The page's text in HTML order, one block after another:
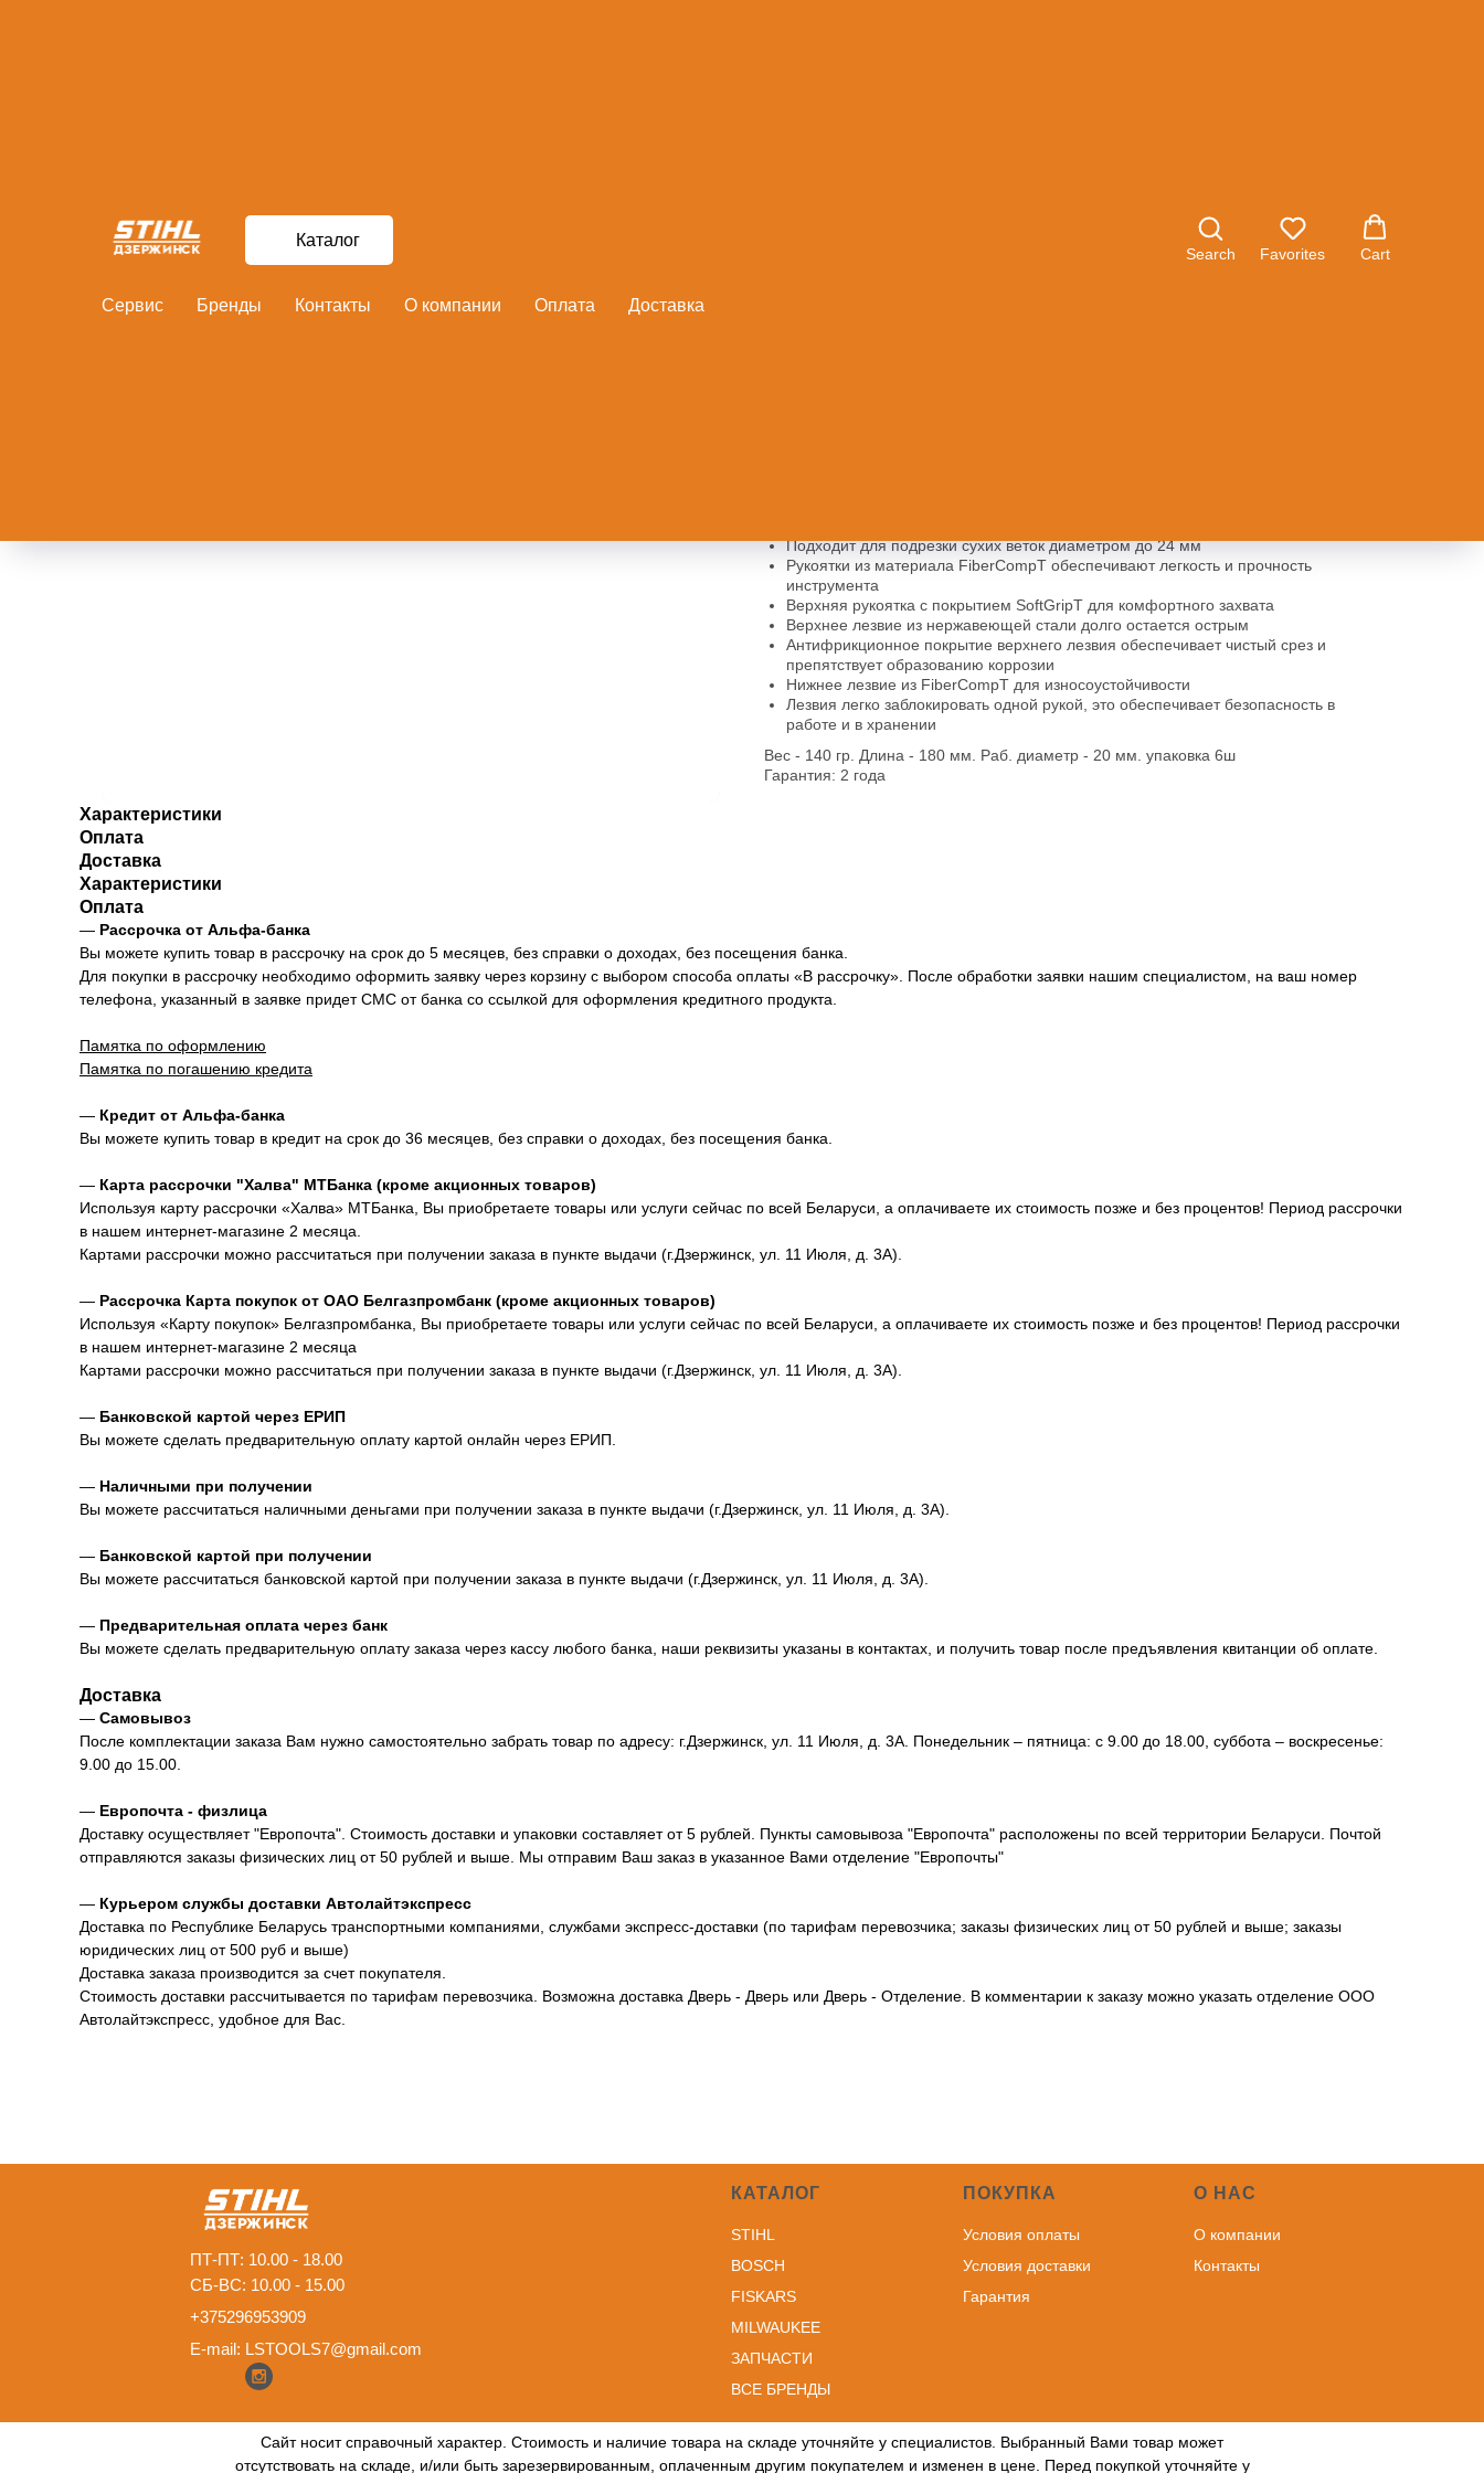
Каталог
Search Favorites Cart
Сервис Бренды Контакты О компании Оплата Доставка
Подходит для подрезки сухих веток диаметром до 24 мм
Рукоятки из материала FiberCompT обеспечивают легкость и прочность
инструмента
Верхняя рукоятка с покрытием SoftGripT для комфортного захвата
Верхнее лезвие из нержавеющей стали долго остается острым
Антифрикционное покрытие верхнего лезвия обеспечивает чистый срез и
препятствует образованию коррозии
Нижнее лезвие из FiberCompT для износоустойчивости
Лезвия легко заблокировать одной рукой, это обеспечивает безопасность в
работе и в хранении
Вес - 140 гр. Длина - 180 мм. Раб. диаметр - 20 мм. упаковка 6ш
Гарантия: 2 года
Характеристики
Оплата
Доставка
Характеристики
Оплата
— Рассрочка от Альфа-банка
Вы можете купить товар в рассрочку на срок до 5 месяцев, без справки о доходах, без посещения банка.
Для покупки в рассрочку необходимо оформить заявку через корзину с выбором способа оплаты «В рассрочку». После обработки заявки нашим специалистом, на ваш номер
телефона, указанный в заявке придет СМС от банка со ссылкой для оформления кредитного продукта.
Памятка по оформлению
Памятка по погашению кредита
— Кредит от Альфа-банка
Вы можете купить товар в кредит на срок до 36 месяцев, без справки о доходах, без посещения банка.
— Карта рассрочки "Халва" МТБанка (кроме акционных товаров)
Используя карту рассрочки «Халва» МТБанка, Вы приобретаете товары или услуги сейчас по всей Беларуси, а оплачиваете их стоимость позже и без процентов! Период рассрочки
в нашем интернет-магазине 2 месяца.
Картами рассрочки можно рассчитаться при получении заказа в пункте выдачи (г.Дзержинск, ул. 11 Июля, д. 3А).
— Рассрочка Карта покупок от ОАО Белгазпромбанк (кроме акционных товаров)
Используя «Карту покупок» Белгазпромбанка, Вы приобретаете товары или услуги сейчас по всей Беларуси, а оплачиваете их стоимость позже и без процентов! Период рассрочки
в нашем интернет-магазине 2 месяца
Картами рассрочки можно рассчитаться при получении заказа в пункте выдачи (г.Дзержинск, ул. 11 Июля, д. 3А).
— Банковской картой через ЕРИП
Вы можете сделать предварительную оплату картой онлайн через ЕРИП.
— Наличными при получении
Вы можете рассчитаться наличными деньгами при получении заказа в пункте выдачи (г.Дзержинск, ул. 11 Июля, д. 3А).
— Банковской картой при получении
Вы можете рассчитаться банковской картой при получении заказа в пункте выдачи (г.Дзержинск, ул. 11 Июля, д. 3А).
— Предварительная оплата через банк
Вы можете сделать предварительную оплату заказа через кассу любого банка, наши реквизиты указаны в контактах, и получить товар после предъявления квитанции об оплате.
Доставка
— Самовывоз
После комплектации заказа Вам нужно самостоятельно забрать товар по адресу: г.Дзержинск, ул. 11 Июля, д. 3А. Понедельник – пятница: с 9.00 до 18.00, суббота – воскресенье:
9.00 до 15.00.
— Европочта - физлица
Доставку осуществляет "Европочта". Стоимость доставки и упаковки составляет от 5 рублей. Пункты самовывоза "Европочта" расположены по всей территории Беларуси. Почтой
отправляются заказы физических лиц от 50 рублей и выше. Мы отправим Ваш заказ в указанное Вами отделение "Европочты"
— Курьером службы доставки Автолайтэкспресс
Доставка по Республике Беларусь транспортными компаниями, службами экспресс-доставки (по тарифам перевозчика; заказы физических лиц от 50 рублей и выше; заказы
юридических лиц от 500 руб и выше)
Доставка заказа производится за счет покупателя.
Стоимость доставки рассчитывается по тарифам перевозчика. Возможна доставка Дверь - Дверь или Дверь - Отделение. В комментарии к заказу можно указать отделение ООО
Автолайтэкспресс, удобное для Вас.
КАТАЛОГ
STIHL
BOSCH
FISKARS
MILWAUKEE
ЗАПЧАСТИ
ВСЕ БРЕНДЫ
ПОКУПКА
Условия оплаты
Условия доставки
Гарантия
О НАС
О компании
Контакты
ПТ-ПТ: 10.00 - 18.00
СБ-ВС: 10.00 - 15.00
+375296953909
E-mail: LSTOOLS7@gmail.com
Сайт носит справочный характер. Стоимость и наличие товара на складе уточняйте у специалистов. Выбранный Вами товар может
отсутствовать на складе, и/или быть зарезервированным, оплаченным другим покупателем и изменен в цене. Перед покупкой уточняйте у